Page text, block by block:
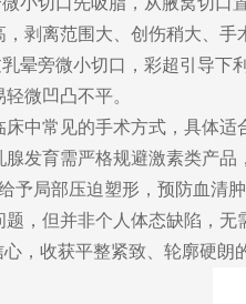
， 剥离范围大、创伤稍大、手
乳晕旁微小切口，彩超引导下
微凹凸不平。
床中常见的手术方式，具体
腺发育需严格规避激素类产品
予局部压迫塑形 ，预防血清
， 但并非个人体态缺陷，无
， 收获平整紧致、轮廓硬朗